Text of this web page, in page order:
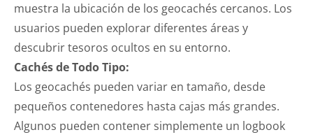
muestra la ubicación de los geocachés cercanos. Los
usuarios pueden explorar diferentes áreas y
descubrir tesoros ocultos en su entorno.
Cachés de Todo Tipo:
Los geocachés pueden variar en tamaño, desde
pequeños contenedores hasta cajas más grandes.
Algunos pueden contener simplemente un logbook